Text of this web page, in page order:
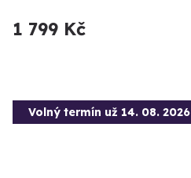
1 799 Kč
Volný termín už 14. 08. 2026